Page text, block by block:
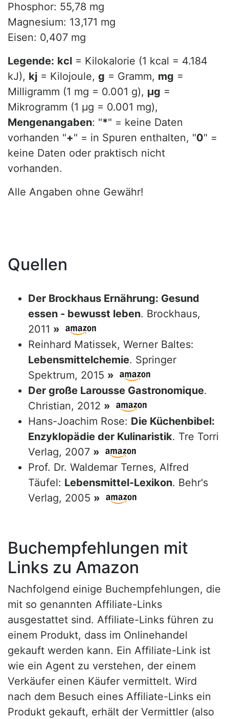
Phosphor: 55,78 mg
Magnesium: 13,171 mg
Eisen: 0,407 mg
Legende: kcl = Kilokalorie (1 kcal = 4.184
kJ), kj = Kilojoule, g = Gramm, mg =
Milligramm (1 mg = 0.001 g), µg =
Mikrogramm (1 µg = 0.001 mg),
Mengenangaben: "*" = keine Daten
vorhanden "+" = in Spuren enthalten, "0" =
keine Daten oder praktisch nicht
vorhanden.
Alle Angaben ohne Gewähr!
Quellen
Der Brockhaus Ernährung: Gesund
essen - bewusst leben. Brockhaus,
2011 »
Reinhard Matissek, Werner Baltes:
Lebensmittelchemie. Springer
Spektrum, 2015 »
Der große Larousse Gastronomique.
Christian, 2012 »
Hans-Joachim Rose: Die Küchenbibel:
Enzyklopädie der Kulinaristik. Tre Torri
Verlag, 2007 »
Prof. Dr. Waldemar Ternes, Alfred
Täufel: Lebensmittel-Lexikon. Behr's
Verlag, 2005 »
Buchempfehlungen mit
Links zu Amazon
Nachfolgend einige Buchempfehlungen, die
mit so genannten Affiliate-Links
ausgestattet sind. Affiliate-Links führen zu
einem Produkt, dass im Onlinehandel
gekauft werden kann. Ein Affiliate-Link ist
wie ein Agent zu verstehen, der einem
Verkäufer einen Käufer vermittelt. Wird
nach dem Besuch eines Affiliate-Links ein
Produkt gekauft, erhält der Vermittler (also